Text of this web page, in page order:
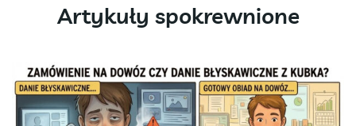
Artykuły spokrewnione